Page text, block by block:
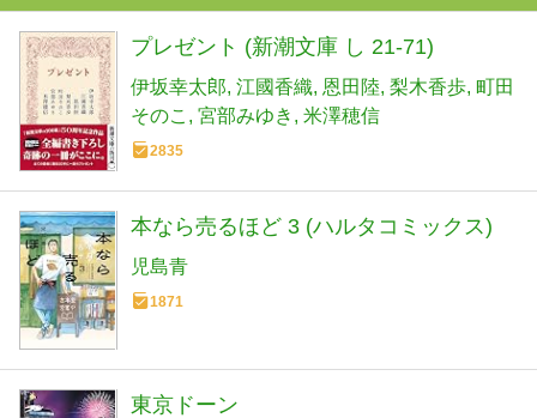
プレゼント (新潮文庫 し 21-71)
伊坂幸太郎 江國香織 恩田陸 梨木香歩 町田
そのこ
宮部みゆき 米澤穂信
2835
本なら売るほど 3 (ハルタコミックス)
児島青
1871
東京ドーン